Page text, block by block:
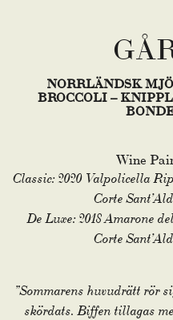
NORRLÄNDSK
BROCCOLI –
Wine
Classic: 2020 Valpolicella
Corte
De Luxe: 2018 Amarone
Corte
”Sommarens huvudrätt rör
skördats. Biffen tillagas